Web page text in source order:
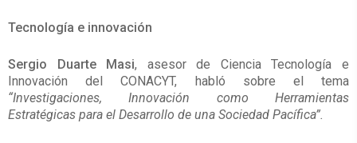
Tecnología e innovación
Sergio Duarte Masi, asesor de Ciencia Tecnología e
Innovación del CONACYT, habló sobre el tema
“Investigaciones, Innovación como Herramientas
Estratégicas para el Desarrollo de una Sociedad Pacífica”.